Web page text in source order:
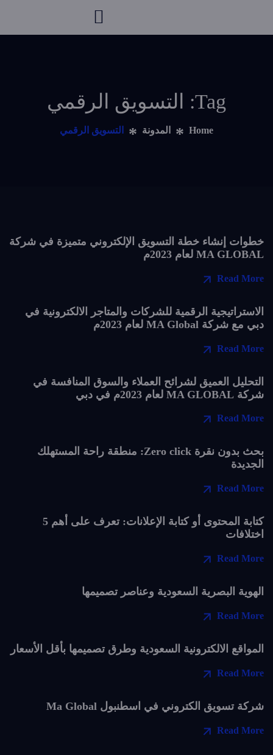
Tag: التسويق الرقمي
Home المدونة التسويق الرقمي
خطوات إنشاء خطة التسويق الإلكتروني متميزة في شركة
MA GLOBAL لعام 2023م
Read More
الاستراتيجية الرقمية للشركات والمتاجر الالكترونية في
دبي مع شركة MA Global لعام 2023م
Read More
التحليل العميق لشرائح العملاء والسوق المنافسة في
شركة MA GLOBAL لعام 2023م في دبي
Read More
بحث بدون نقرة Zero click: منطقة راحة المستهلك
الجديدة
Read More
كتابة المحتوى أو كتابة الإعلانات: تعرف على أهم 5
اختلافات
Read More
الهوية البصرية السعودية وعناصر تصميمها
Read More
المواقع الالكترونية السعودية وطرق تصميمها بأقل الأسعار
Read More
شركة تسويق الكتروني في اسطنبول Ma Global
Read More